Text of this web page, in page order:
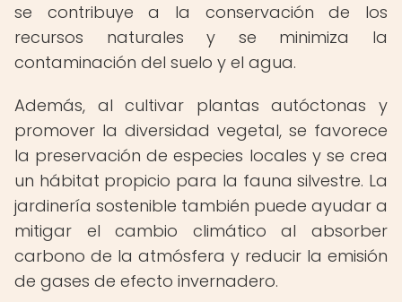
se contribuye a la conservación de los
recursos naturales y se minimiza la
contaminación del suelo y el agua.
Además, al cultivar plantas autóctonas y
promover la diversidad vegetal, se favorece
la preservación de especies locales y se crea
un hábitat propicio para la fauna silvestre. La
jardinería sostenible también puede ayudar a
mitigar el cambio climático al absorber
carbono de la atmósfera y reducir la emisión
de gases de efecto invernadero.